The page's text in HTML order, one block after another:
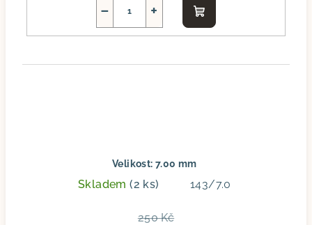
+
−
Do
košíku
Velikost: 7.00 mm
Skladem(2 ks) 143/7.0
250 Kč